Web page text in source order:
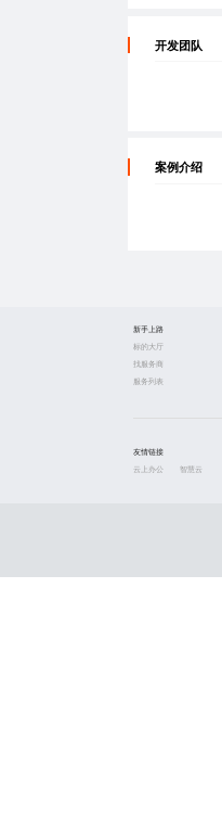
开发团队
案例介绍
新手上路
标的大厅
找服务商
服务列表
友情链接
云上办公
智慧云